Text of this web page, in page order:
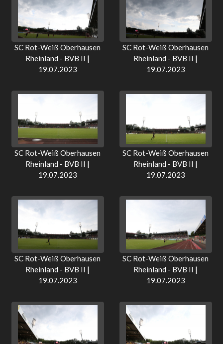
SC Rot-Weiß Oberhausen
Rheinland - BVB II |
19.07.2023
SC Rot-Weiß Oberhausen
Rheinland - BVB II |
19.07.2023
SC Rot-Weiß Oberhausen
Rheinland - BVB II |
19.07.2023
SC Rot-Weiß Oberhausen
Rheinland - BVB II |
19.07.2023
SC Rot-Weiß Oberhausen
Rheinland - BVB II |
19.07.2023
SC Rot-Weiß Oberhausen
Rheinland - BVB II |
19.07.2023